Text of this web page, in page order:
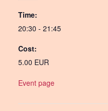
Time:
20:30 - 21:45
Cost:
5.00 EUR
Event page